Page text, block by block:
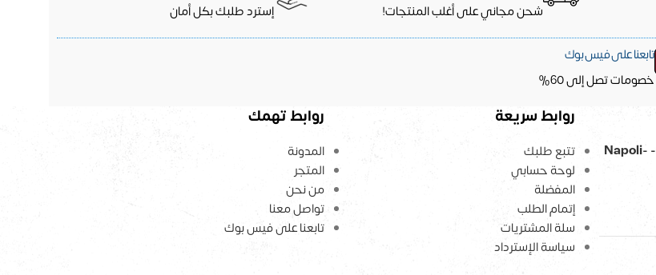
شحن مجاني على أغلب المنتجات!
إسترد طلبك بكل أمان
تابعنا على فيس بوك
خصومات تصل إلى 60%
ورق حائط 5 متر مربع - Napoli-
روابط سريعة
تتبع طلبك
لوحة حسابي
المفضلة
إتمام الطلب
سلة المشتريات
سياسة الإسترداد
روابط تهمك
المدونة
المتجر
من نحن
تواصل معنا
تابعنا على فيس بوك